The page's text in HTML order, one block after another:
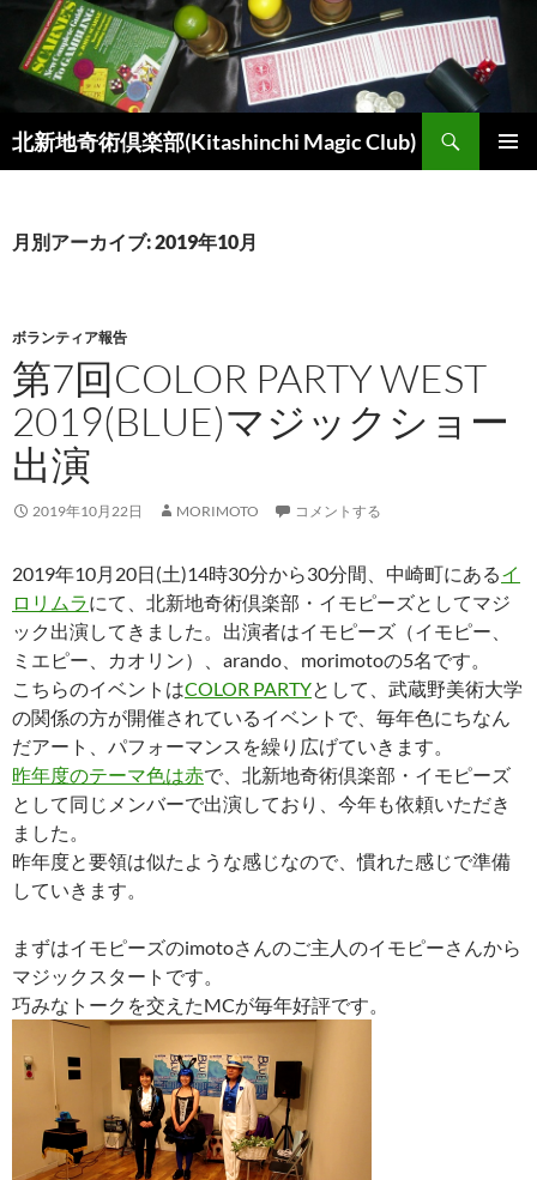
へ
ッ
北新地奇術倶楽部(Kitashinchi Magic Club)
検
索
月別アーカイブ: 2019年10月
ボランティア報告
第7回COLOR PARTY WEST
2019(BLUE)マジックショー
出演
2019年10月22日 MORIMOTO コメントする
2019年10月20日(土)14時30分から30分間、中崎町にあるイ
ロリムラにて、北新地奇術倶楽部・イモピーズとしてマジ
ック出演してきました。出演者はイモピーズ（イモピー、
ミエピー、カオリン）、arando、morimotoの5名です。
こちらのイベントはCOLOR PARTYとして、武蔵野美術大学
の関係の方が開催されているイベントで、毎年色にちなん
だアート、パフォーマンスを繰り広げていきます。
昨年度のテーマ色は赤で、北新地奇術倶楽部・イモピーズ
として同じメンバーで出演しており、今年も依頼いただき
ました。
昨年度と要領は似たような感じなので、慣れた感じで準備
していきます。
まずはイモピーズのimotoさんのご主人のイモピーさんから
マジックスタートです。
巧みなトークを交えたMCが毎年好評です。